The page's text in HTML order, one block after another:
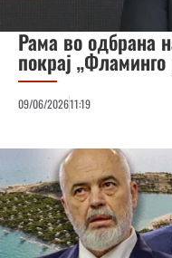
Рама во одбрана
покрај
09/06/202611:19